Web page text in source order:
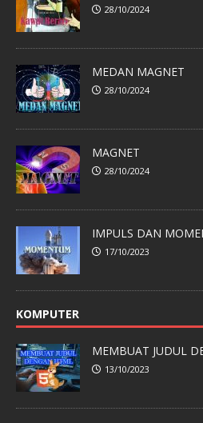
28/10/2024
MEDAN MAGNET
28/10/2024
MAGNET
28/10/2024
IMPULS DAN
17/10/2023
KOMPUTER
MEMBUAT JUDUL
13/10/2023